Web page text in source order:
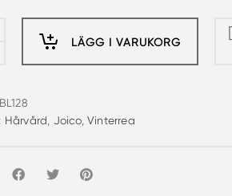
är:
547 kr.
LÄGG I VARUKORG
Hårvård, Joico,Vinterrea